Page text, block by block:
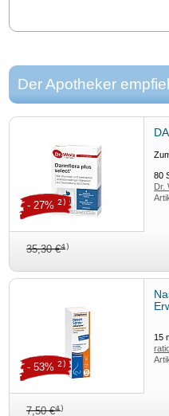
Der Apotheker
80
Dr.
35,30 €4)
- 27% 2)
15
7,50 €4)
- 53% 2)